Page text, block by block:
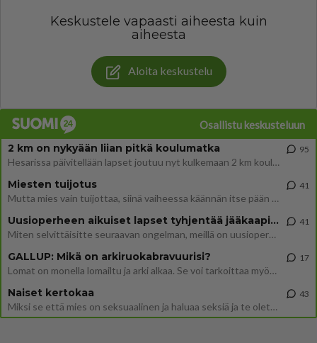
Keskustele vapaasti aiheesta kuin
aiheesta
Aloita keskustelu
Osallistu keskusteluun
2 km on nykyään liian pitkä koulumatka
Hesarissa päivitellään lapset joutuu nyt kulkemaan 2 km kouluun jösses. Ruostefillarilla tuo matka menee vaikka miten äk
95
Miesten tuijotus
Mutta mies vain tuijottaa, siinä vaiheessa käännän itse pään pois. Mikä juttu? Yleensä jos joku tuijottaa tai katsoo, hä
41
Uusioperheen aikuiset lapset tyhjentää jääkaapin käydessään
Miten selvittäisitte seuraavan ongelman, meillä on uusioperhe, minulla teini-ikäiset lapset ja puolisolla aikuiset, jotk
41
GALLUP: Mikä on arkiruokabravuurisi?
Lomat on monella lomailtu ja arki alkaa. Se voi tarkoittaa myös sitä, että grillailut on grillattu ja palataan arjen ruo
17
Naiset kertokaa
Miksi se että mies on seksuaalinen ja haluaa seksiä ja te olette hänen mielestänne haluttava on vastenmielistä? Mikä sii
43